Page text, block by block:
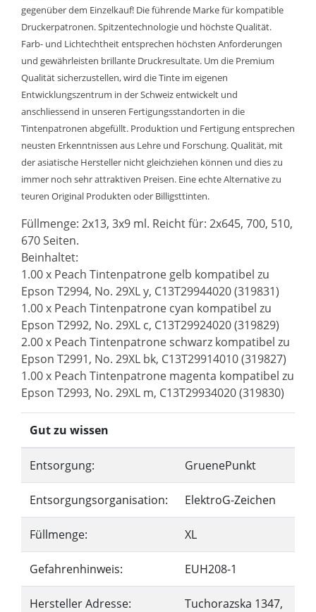
gegenüber dem Einzelkauf! Die führende Marke für kompatible
Druckerpatronen. Spitzentechnologie und höchste Qualität.
Farb- und Lichtechtheit entsprechen höchsten Anforderungen
und gewährleisten brillante Druckresultate. Um die Premium
Qualität sicherzustellen, wird die Tinte im eigenen
Entwicklungszentrum in der Schweiz entwickelt und
anschliessend in unseren Fertigungsstandorten in die
Tintenpatronen abgefüllt. Produktion und Fertigung entsprechen
neusten Erkenntnissen aus Lehre und Forschung. Qualität, mit
der asiatische Hersteller nicht gleichziehen können und dies zu
immer noch sehr attraktiven Preisen. Eine echte Alternative zu
teuren Original Produkten oder Billigsttinten.
Füllmenge: 2x13, 3x9 ml. Reicht für: 2x645, 700, 510,
670 Seiten.
Beinhaltet:
1.00 x Peach Tintenpatrone gelb kompatibel zu
Epson T2994, No. 29XL y, C13T29944020 (319831)
1.00 x Peach Tintenpatrone cyan kompatibel zu
Epson T2992, No. 29XL c, C13T29924020 (319829)
2.00 x Peach Tintenpatrone schwarz kompatibel zu
Epson T2991, No. 29XL bk, C13T29914010 (319827)
1.00 x Peach Tintenpatrone magenta kompatibel zu
Epson T2993, No. 29XL m, C13T29934020 (319830)
Gut zu wissen
Entsorgung: GruenePunkt
Entsorgungsorganisation: ElektroG-Zeichen
Füllmenge: XL
Gefahrenhinweis: EUH208-1
Hersteller Adresse:
Tuchorazska 1347,